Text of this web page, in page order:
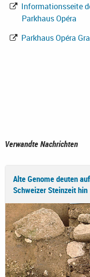
Informationsseite
Parkhaus Opéra
Parkhaus Opéra
Verwandte Nachrichten
Alte Genome deuten
Schweizer Steinzeit hin